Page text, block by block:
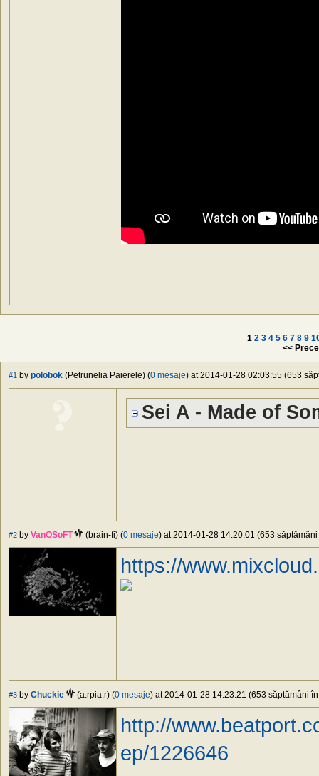
1 2 3 4 5 6 7 8 9
<<
#1 by polobok (Petrunelia Paierele) (0 mesaje) at 2014-01-28 02:03:55 (653
Sei A - Made of
#2 by VanOSoFT (brain-fi) (0 mesaje) at 2014-01-28 14:20:01 (653
https://
#3 by Chuckie (a:rpia:r) (0 mesaje) at 2014-01-28 14:23:21 (653 săptămâni
http://
ep/1226646